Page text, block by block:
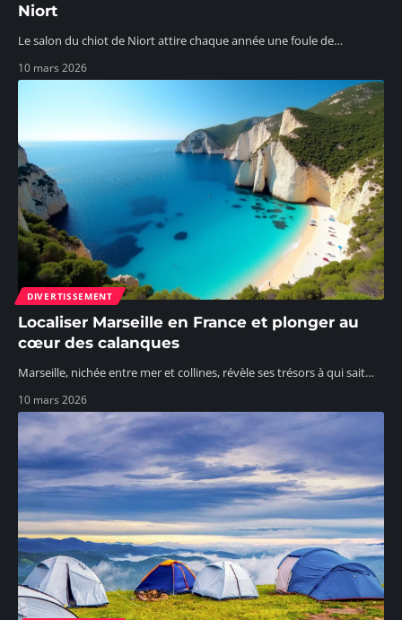
Niort
Le salon du chiot de Niort attire chaque année une foule de…
10 mars 2026
DIVERTISSEMENT
Localiser Marseille en France et plonger au
cœur des calanques
Marseille, nichée entre mer et collines, révèle ses trésors à qui sait…
10 mars 2026